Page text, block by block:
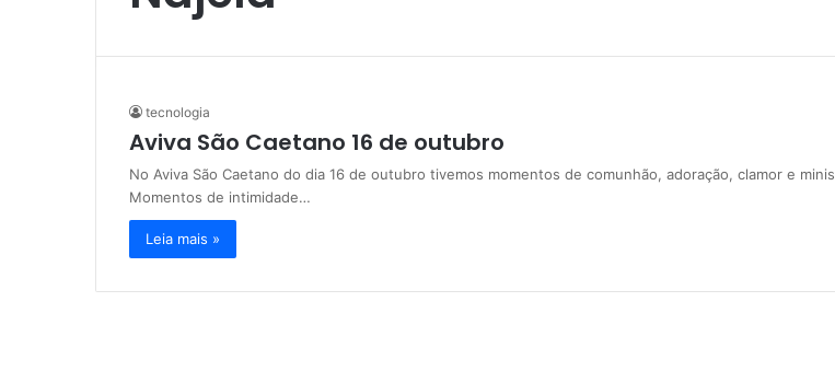
tecnologia
Aviva São Caetano 16 de outubro
No Aviva São Caetano do dia 16 de outubro tivemos momentos de comunhão, adoração, clamor e
Momentos de intimidade…
Leia mais »